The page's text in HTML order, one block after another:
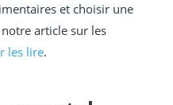
et choisir une
article sur les
les lire.